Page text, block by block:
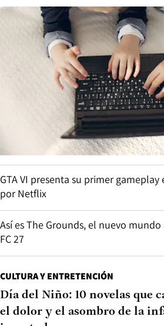
GTA VI presenta su primer
por Netflix
Así es The Grounds, el nuevo
FC 27
CULTURA Y ENTRETENCIÓN
Día del Niño: 10 novelas que
el dolor y el asombro de la